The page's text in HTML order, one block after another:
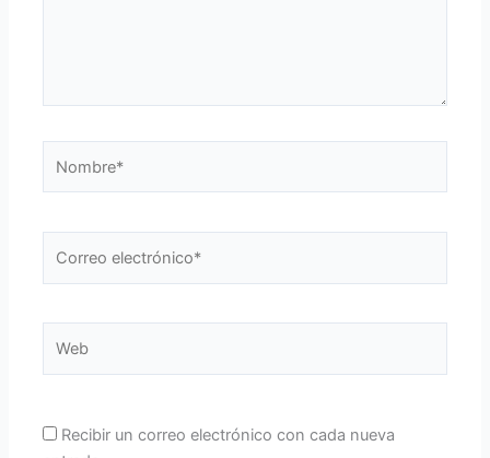
electrónico*
Recibir un correo electrónico con cada nueva